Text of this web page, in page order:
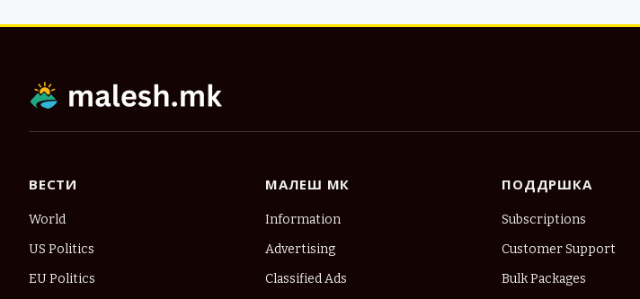
ВЕСТИ
World
US Politics
EU Politics
МАЛЕШ МК
Information
Advertising
Classified Ads
ПОДДРШКА
Subscriptions
Customer Support
Bulk Packages